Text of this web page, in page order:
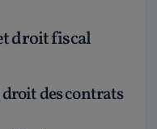
droit fiscal
des contrats